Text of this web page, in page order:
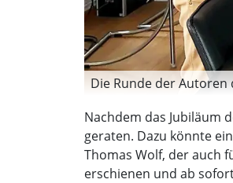
Die Runde der Autoren
Nachdem das Jubiläum
geraten. Dazu könnte
Thomas Wolf, der auch
erschienen und ab